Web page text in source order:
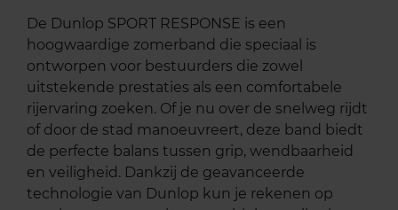
De Dunlop SPORT RESPONSE is een
hoogwaardige zomerband die speciaal is
ontworpen voor bestuurders die zowel
uitstekende prestaties als een comfortabele
rijervaring zoeken. Of je nu over de snelweg rijdt
of door de stad manoeuvreert, deze band biedt
de perfecte balans tussen grip, wendbaarheid
en veiligheid. Dankzij de geavanceerde
technologie van Dunlop kun je rekenen op